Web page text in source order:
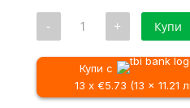
- количество
Акумулаторна
градинска
ножица
за
храсти
+ Купи
Купи с
13 x €5.73 (13 x 11.21